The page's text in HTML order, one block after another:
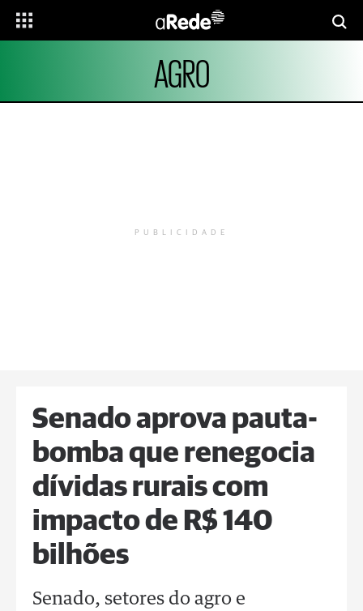
AGRO
PUBLICIDADE
Senado aprova pauta-
bomba que renegocia
dívidas rurais com
impacto de R$ 140
bilhões
Senado, setores do agro e